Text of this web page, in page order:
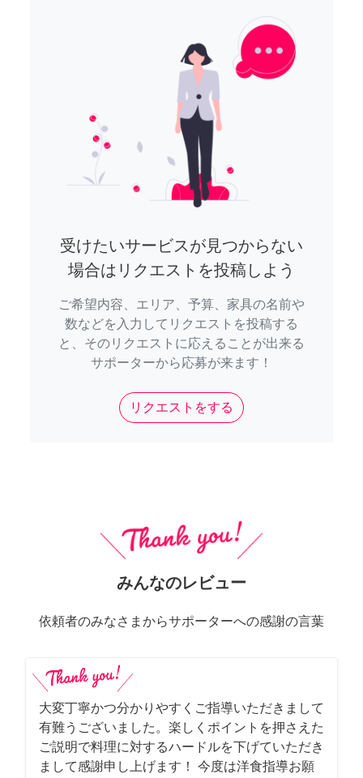
受けたいサービスが見つからない
場合はリクエストを投稿しよう
ご希望内容、エリア、予算、家具の名前や
数などを入力してリクエストを投稿する
と、そのリクエストに応えることが出来る
サポーターから応募が来ます！
リクエストをする
みんなのレビュー
依頼者のみなさまからサポーターへの感謝の言葉
大変丁寧かつ分かりやすくご指導いただきまして
有難うございました。楽しくポイントを押さえた
ご説明で料理に対するハードルを下げていただき
まして感謝申し上げます！ 今度は洋食指導お願